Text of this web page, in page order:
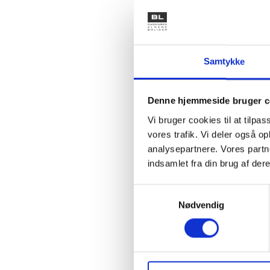
Samtykke
Denne hjemmeside bruger
Vi bruger cookies til at
vores trafik. Vi deler også
analysepartnere. Vores
indsamlet fra din brug af
Nødvendig
Lad
se
Den
andre i